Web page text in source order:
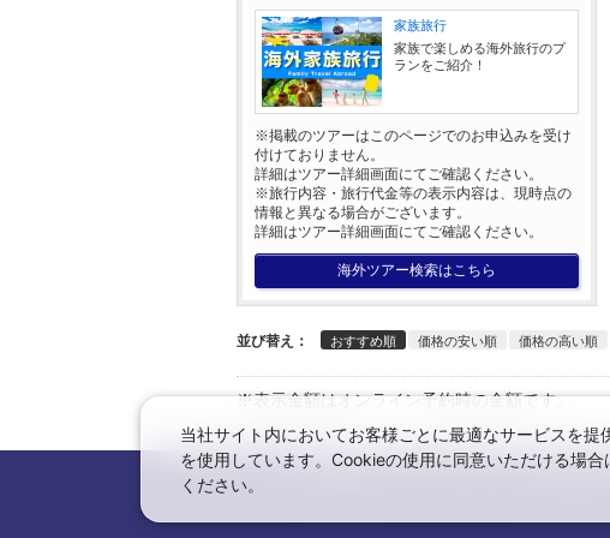
家族旅行
家族で楽しめる海外旅行のプ
ランをご紹介！
※掲載のツアーはこのページでのお申込みを受け
付けておりません。
詳細はツアー詳細画面にてご確認ください。
※旅行内容・旅行代金等の表示内容は、現時点の
情報と異なる場合がございます。
詳細はツアー詳細画面にてご確認ください。
海外ツアー検索はこちら
並び替え： おすすめ順 価格の安い順 価格の高い順
※表示金額はオンライン予約時の金額です。
←日本旅行トップへ
当社サイト内においてお客様ごとに最適なサービスを
を使用しています。Cookieの使用に同意いただける場
ください。